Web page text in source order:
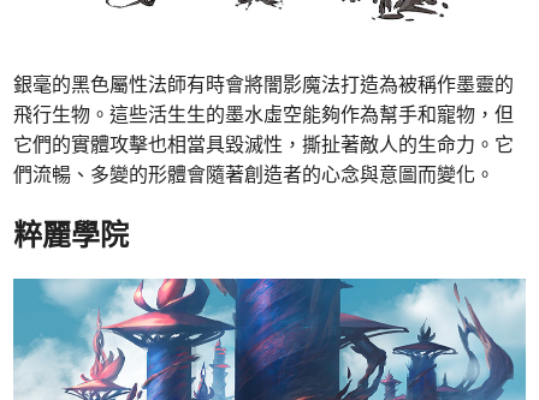
銀毫的黑色屬性法師有時會將闇影魔法打造為被稱作墨靈的
飛行生物。這些活生生的墨水虛空能夠作為幫手和寵物，但
它們的實體攻擊也相當具毀滅性，撕扯著敵人的生命力。它
們流暢、多變的形體會隨著創造者的心念與意圖而變化。
粹麗學院